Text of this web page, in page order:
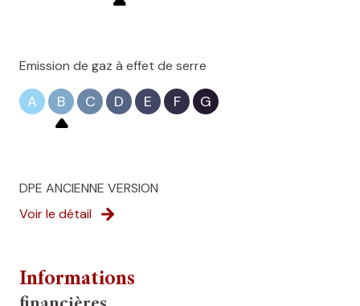
Emission de gaz à effet de serre
A B C D E F G
DPE ANCIENNE VERSION
Voir le détail
Informations